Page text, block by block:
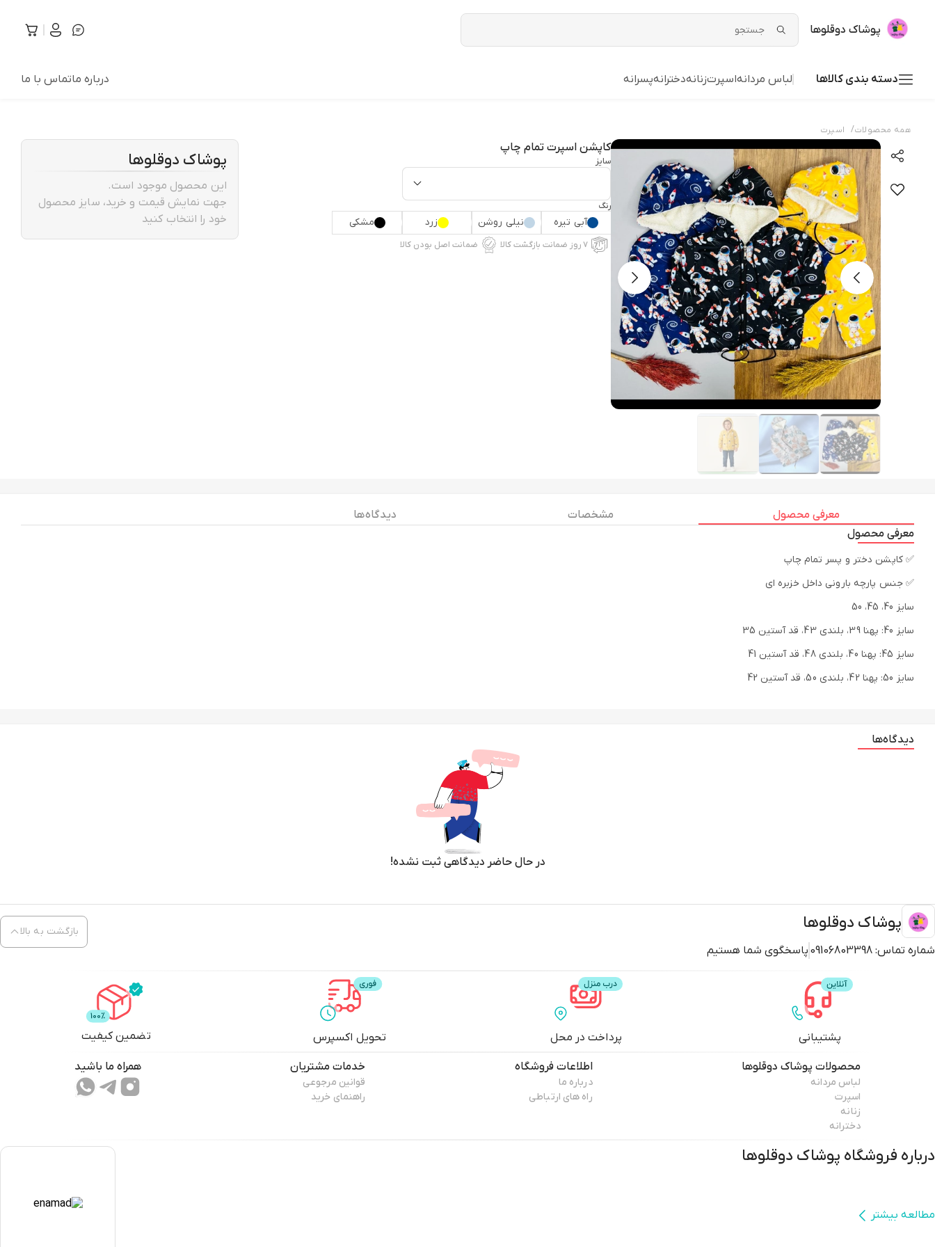
پوشاک دوقلوها
دسته بندی کالاها لباس مردانهاسپرتزنانهدخترانهپسرانه درباره ماتماس با ما
همه محصولات/ اسپرت
کاپشن اسپرت تمام چاپ
سایز
رنگ
آبی تیره نیلی روشن زرد مشکی
۷ روز ضمانت بازگشت کالا ضمانت اصل بودن کالا
پوشاک دوقلوها
این محصول موجود است.
جهت نمایش قیمت و خرید، سایز محصول
خود را انتخاب کنید
معرفی محصول مشخصات
دیدگاه ها
معرفی محصول
✅ کاپشن دختر و پسر تمام چاپ
✅ جنس پارچه بارونی داخل خزبره ای
سایز 40، 45، 50
سایز 40: پهنا 39، بلندی 43، قد آستین 35
سایز 45: پهنا 40، بلندی 48، قد آستین 41
سایز 50: پهنا 42، بلندی 50، قد آستین 42
❌حتما اندازه ها رو با ی کاپشن چک کنید ❌
دیدگاه‌ها
در حال حاضر دیدگاهی ثبت نشده!
پوشاک دوقلوها
شماره تماس: 09106803398 پاسخگوی شما هستیم
بازگشت به بالا
پشتیبانی پرداخت در محل تحویل اکسپرس تضمین کیفیت
محصولات پوشاک دوقلوها
لباس مردانه
اسپرت
زنانه
دخترانه
اطلاعات فروشگاه
درباره ما
راه های ارتباطی
خدمات مشتریان
قوانین مرجوعی
راهنمای خرید
همراه ما باشید
درباره فروشگاه پوشاک دوقلوها
مطالعه بیشتر